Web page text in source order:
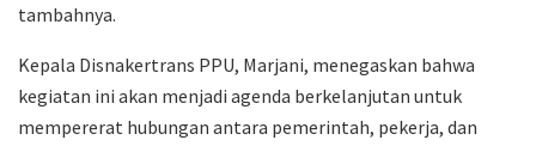
tambahnya.
Kepala Disnakertrans PPU, Marjani, menegaskan bahwa
kegiatan ini akan menjadi agenda berkelanjutan untuk
mempererat hubungan antara pemerintah, pekerja, dan